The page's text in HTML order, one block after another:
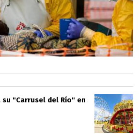
"Carrusel del Río" en